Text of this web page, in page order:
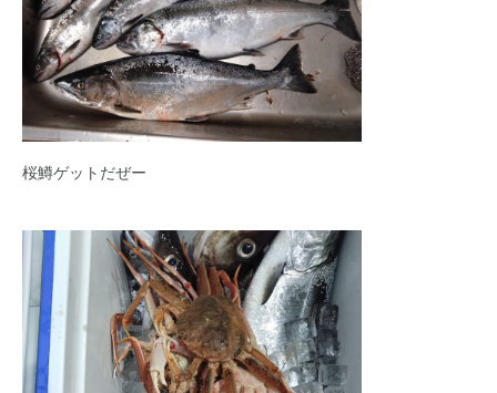
桜鱒ゲットだぜー